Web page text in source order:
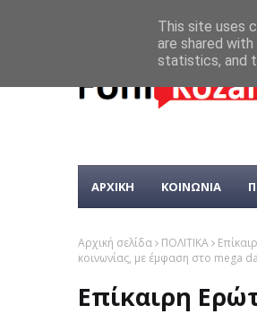
ΑΡΧΙΚΗ ΚΟΙΝΩΝΙΑ
Αρχική σελίδα ΠΟΛΙΤΙΚΑ
κοινωνίας, με έμφαση στο mega
Επίκαιρη
This site uses
are shared
statistics, and